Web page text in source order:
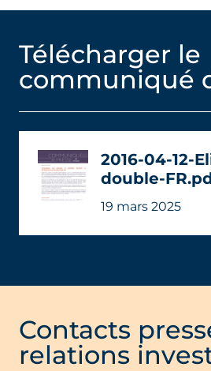
Télécharger le
communiqué
2016-04-12-
double-
19 mars 2025
Contacts
relations